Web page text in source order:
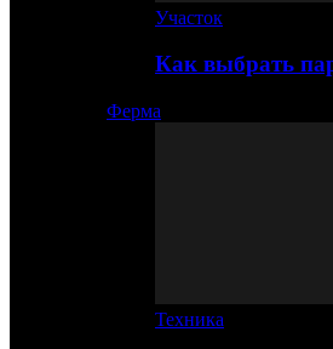
Участок
Как выбрать
Ферма
Техника